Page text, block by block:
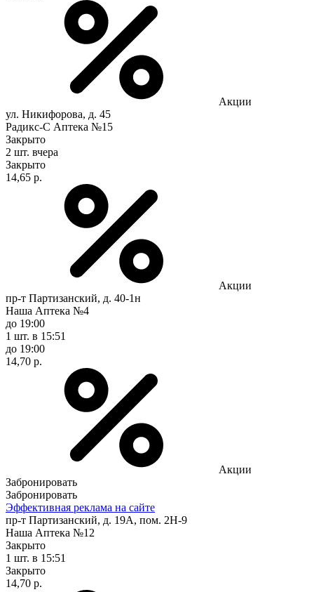
Акции
ул. Никифорова, д. 45
Радикс-С Аптека №15
Закрыто
2 шт. вчера
Закрыто
14,65 р.
Акции
пр-т Партизанский, д. 40-1н
Наша Аптека №4
до 19:00
1 шт. в 15:51
до 19:00
14,70 р.
Акции
Забронировать
Забронировать
Эффективная реклама на сайте
пр-т Партизанский, д. 19А, пом. 2Н-9
Наша Аптека №12
Закрыто
1 шт. в 15:51
Закрыто
14,70 р.